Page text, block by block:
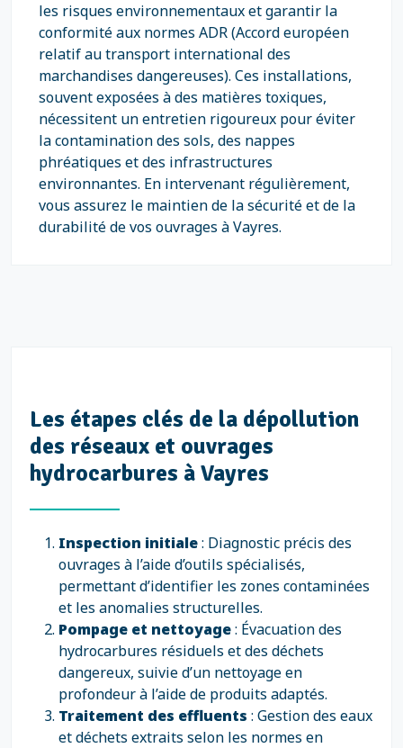
les risques environnementaux et garantir la
conformité aux normes ADR (Accord européen
relatif au transport international des
marchandises dangereuses). Ces installations,
souvent exposées à des matières toxiques,
nécessitent un entretien rigoureux pour éviter
la contamination des sols, des nappes
phréatiques et des infrastructures
environnantes. En intervenant régulièrement,
vous assurez le maintien de la sécurité et de la
durabilité de vos ouvrages à Vayres.
Les étapes clés de la dépollution
des réseaux et ouvrages
hydrocarbures à Vayres
Inspection initiale: Diagnostic précis des
ouvrages à l’aide d’outils spécialisés,
permettant d’identifier les zones contaminées
et les anomalies structurelles.
Pompage et nettoyage: Évacuation des
hydrocarbures résiduels et des déchets
dangereux, suivie d’un nettoyage en
profondeur à l’aide de produits adaptés.
Traitement des effluents : Gestion des eaux
et déchets extraits selon les normes en